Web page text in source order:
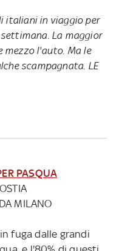
italiani in viaggio per
La maggior
mezzo l'auto. Ma le
scampagnata. LE
PASQUA
MILANO
fuga dalle grandi